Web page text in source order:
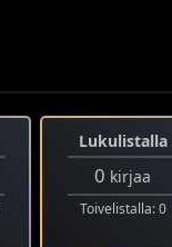
Lukulistalla
0 kirjaa
Toivelistalla: 0